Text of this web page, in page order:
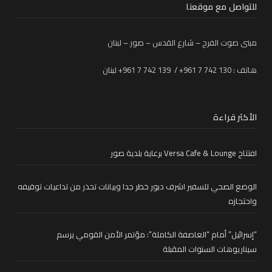
للتواصل مع موقعنا
مبنى صوت الفرح – شارع القدس – صور – لبنان
هاتف : 130 742 7 961+ / 139 742 7 961+ لبنان
الأكثر قراءة
افتتاح Versa Cafe & Lounge برعاية بلدية صور
الوضع الصحي للسفير اشرف دبور خطر جدا وبيانات تحذر من تداعيات توقيفه
واحتجازه
“إسرائيل” أمام “العاصفة الكاملة”: مؤتمر الأمن القومي يرسم
سيناريوهات السنوات المقبلة